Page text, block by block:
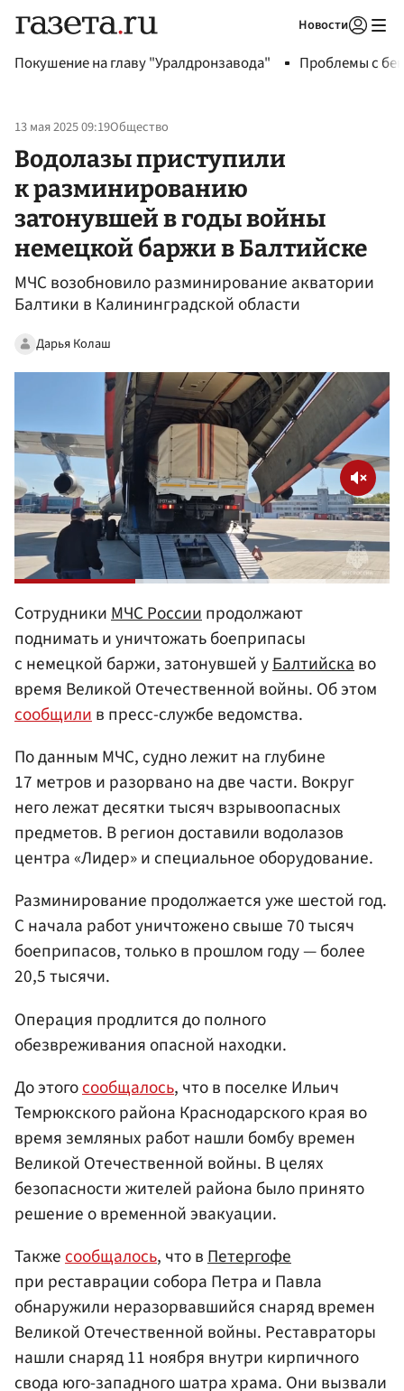
Новости
Покушение на главу "Уралдронзавода" Проблемы с
13 мая 2025 09:19Общество
Водолазы приступили
к разминированию
затонувшей в годы войны
немецкой баржи в Балтийске
МЧС возобновило разминирование акватории
Балтики в Калининградской области
Дарья Колаш
СотрудникиМЧС Россиипродолжают
поднимать и уничтожать боеприпасы
с немецкой баржи, затонувшей уБалтийскаво
время Великой Отечественной войны. Об этом
сообщилив пресс-службе ведомства.
По данным МЧС, судно лежит на глубине
17 метров и разорвано на две части. Вокруг
него лежат десятки тысяч взрывоопасных
предметов. В регион доставили водолазов
центра «Лидер» и специальное оборудование.
Разминирование продолжается уже шестой год.
С начала работ уничтожено свыше 70 тысяч
боеприпасов, только в прошлом году — более
20,5 тысячи.
Операция продлится до полного
обезвреживания опасной находки.
До этогосообщалось, что в поселке Ильич
Темрюкского района Краснодарского края во
время земляных работ нашли бомбу времен
Великой Отечественной войны. В целях
безопасности жителей района было принято
решение о временной эвакуации.
Такжесообщалось, что вПетергофе
при реставрации собора Петра и Павла
обнаружили неразорвавшийся снаряд времен
Великой Отечественной войны. Реставраторы
нашли снаряд 11 ноября внутри кирпичного
свода юго-западного шатра храма. Они вызвали